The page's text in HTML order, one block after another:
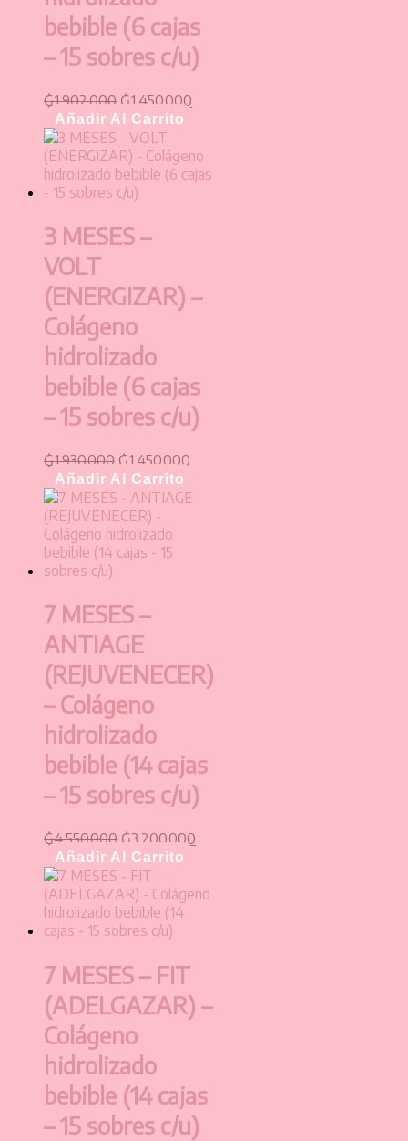
bebible (6 cajas
– 15 sobres c/u)
₲1.902.000 ₲1.450.000
Añadir Al Carrito
3 MESES –
VOLT
(ENERGIZAR) –
Colágeno
hidrolizado
bebible (6 cajas
– 15 sobres c/u)
₲1.930.000 ₲1.450.000
Añadir Al Carrito
7 MESES –
ANTIAGE
(REJUVENECER)
– Colágeno
hidrolizado
bebible (14 cajas
– 15 sobres c/u)
₲4.550.000 ₲3.200.000
Añadir Al Carrito
7 MESES – FIT
(ADELGAZAR) –
Colágeno
hidrolizado
bebible (14 cajas
– 15 sobres c/u)